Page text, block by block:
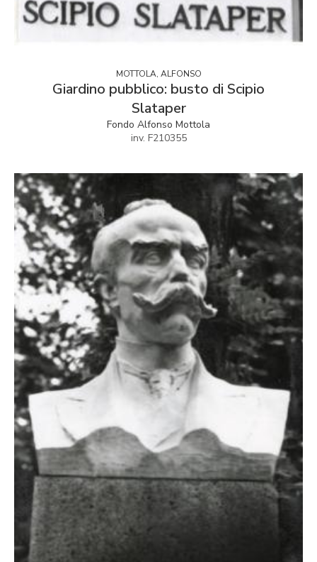
MOTTOLA, ALFONSO
Giardino pubblico: busto di Scipio
Slataper
Fondo Alfonso Mottola
inv. F210355